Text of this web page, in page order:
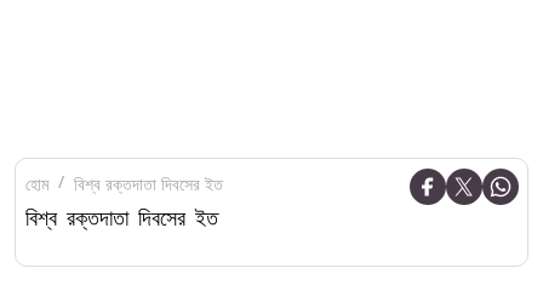
হোম বিশ্ব রক্তদাতা দিবসের ইত
বিশ্ব রক্তদাতা দিবসের ইত